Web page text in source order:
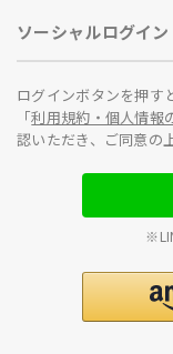
ソーシャルログイン
ログインボタンを押す
「利用規約・個人情報
認いただき、ご同意の